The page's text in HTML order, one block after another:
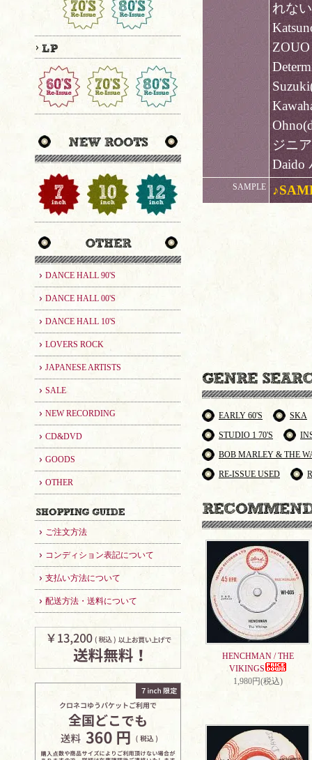
DANCE HALL 90'S
DANCE HALL 00'S
DANCE HALL 10'S
LOVERS ROCK
JAPANESE ARTISTS
SALE
NEW RECORDING
CD&DVD
GOODS
OTHER
ご注文方法
コンディション表記について
支払い方法について
配送方法・送料について
れな
ジニ
Daido
SAMPLE
EARLY 60'S
SKA
STUDIO 1 70'S
BOB MARLEY & THE
RE-ISSUE USED
HENCHMAN / THE
VIKINGS
1,980円(税込)